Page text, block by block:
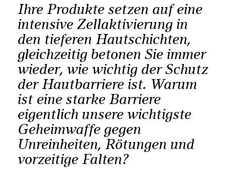
Ihre Produkte setzen auf eine
intensive Zellaktivierung in
den tieferen Hautschichten,
gleichzeitig betonen Sie immer
wieder, wie wichtig der Schutz
der Hautbarriere ist. Warum
ist eine starke Barriere
eigentlich unsere wichtigste
Geheimwaffe gegen
Unreinheiten, Rötungen und
vorzeitige Falten?